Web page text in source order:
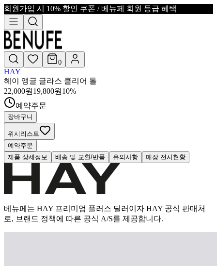
회원가입 시 10% 할인 쿠폰 / 베뉴페 회원 등급 혜택
0
HAY
헤이 앵글 글라스 클리어 톨
22,000원 19,800원 10%
예약주문
장바구니
위시리스트
예약주문
제품 상세정보
배송 및 교환/반품 유의사항 매장 전시현황
베뉴페는 HAY 프리미엄 플러스 딜러이자 HAY 공식 판매처
로, 브랜드 정책에 따른 공식 A/S를 제공합니다.